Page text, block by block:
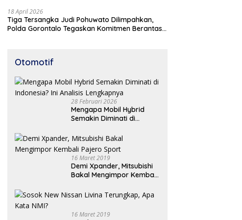
18 April 2026
Tiga Tersangka Judi Pohuwato Dilimpahkan,
Polda Gorontalo Tegaskan Komitmen Berantas
Otomotif
28 Februari 2026
Mengapa Mobil Hybrid
Semakin Diminati di
Lengkapnya
16 Maret 2019
Demi Xpander, Mitsubishi
Bakal Mengimpor Kembali
16 Maret 2019